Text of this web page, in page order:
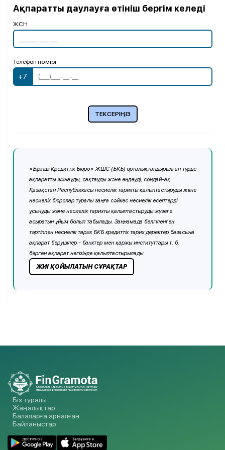
Ақпаратты даулауға өтініш бергім келеді
ЖСН
Телефон нөмірі
+7
«Бірінші Кредиттік Бюро» ЖШС (БКБ) орталықтандырылған түрде
ақпаратты жинауды, сақтауды және өңдеуді, сондай-ақ
Қазақстан Республикасы несиелік тарихты қалыптастыруды және
несиелік бюролар туралы заңға сәйкес несиелік есептерді
ұсынуды және несиелік тарихты қалыптастыруды жүзеге
асыратын ұйым болып табылады. Заңнамада белгіленген
тәртіппен несиелік тарих БКБ кредиттік тарих деректер базасына
ақпарат берушілер - банктер мен қаржы институттары т. б.
берген ақпарат негізінде қалыптастырылады.
ЖИІ ҚОЙЫЛАТЫН СҰРАҚТАР
Біз туралы
Жаңалықтар
Балаларға арналған
Байланыстар